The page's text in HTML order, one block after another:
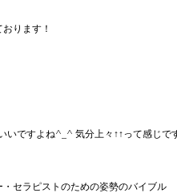
ります！
いですよね^_^ 気分上々↑↑って感じで
セラピストのための姿勢のバイブル